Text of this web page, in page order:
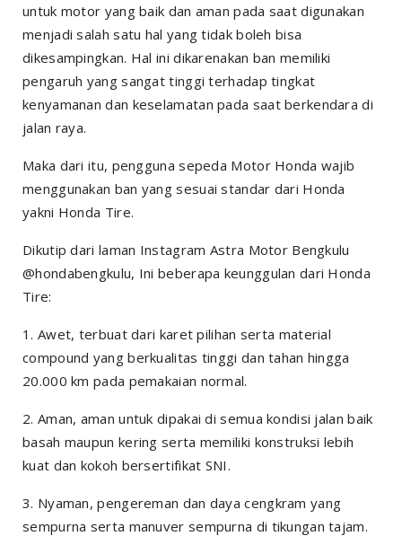
untuk motor yang baik dan aman pada saat digunakan
menjadi salah satu hal yang tidak boleh bisa
dikesampingkan. Hal ini dikarenakan ban memiliki
pengaruh yang sangat tinggi terhadap tingkat
kenyamanan dan keselamatan pada saat berkendara di
jalan raya.
Maka dari itu, pengguna sepeda Motor Honda wajib
menggunakan ban yang sesuai standar dari Honda
yakni Honda Tire.
Dikutip dari laman Instagram Astra Motor Bengkulu
@hondabengkulu, Ini beberapa keunggulan dari Honda
Tire:
1. Awet, terbuat dari karet pilihan serta material
compound yang berkualitas tinggi dan tahan hingga
20.000 km pada pemakaian normal.
2. Aman, aman untuk dipakai di semua kondisi jalan baik
basah maupun kering serta memiliki konstruksi lebih
kuat dan kokoh bersertifikat SNI.
3. Nyaman, pengereman dan daya cengkram yang
sempurna serta manuver sempurna di tikungan tajam.